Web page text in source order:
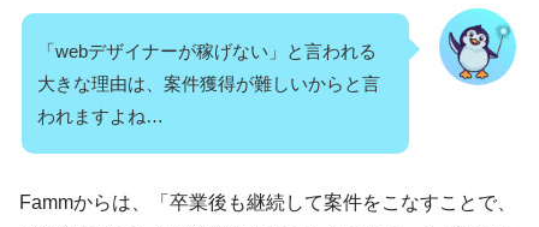
「webデザイナーが稼げない」と言われる
大きな理由は、案件獲得が難しいからと言
われますよね…
Fammからは、「卒業後も継続して案件をこなすことで、